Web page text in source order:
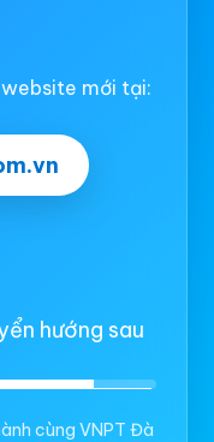
mới tại:
hướng sau
cùng VNPT Đà